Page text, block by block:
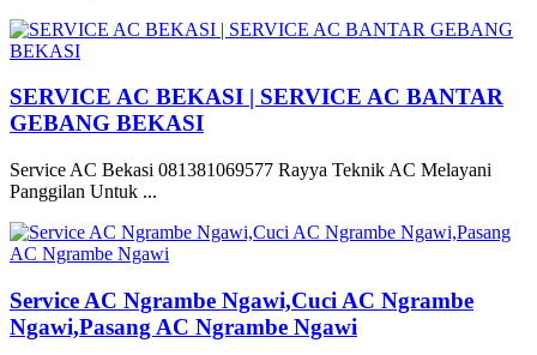
SERVICE AC BEKASI | SERVICE AC BANTAR
GEBANG BEKASI
Service AC Bekasi 081381069577 Rayya Teknik AC Melayani
Panggilan Untuk ...
Service AC Ngrambe Ngawi,Cuci AC Ngrambe
Ngawi,Pasang AC Ngrambe Ngawi